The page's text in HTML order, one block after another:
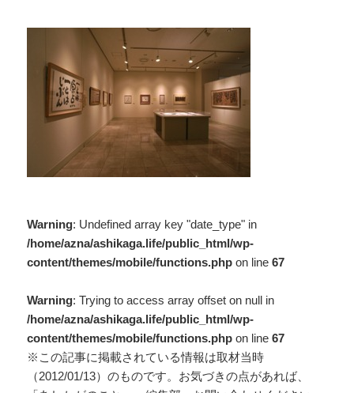
Warning: Undefined array key "date_type" in
/home/azna/ashikaga.life/public_html/wp-
content/themes/mobile/functions.php on line67
Warning: Trying to access array offset on null in
/home/azna/ashikaga.life/public_html/wp-
content/themes/mobile/functions.php on line67
※この記事に掲載されている情報は取材当時
（2012/01/13）のものです。お気づきの点があれば、